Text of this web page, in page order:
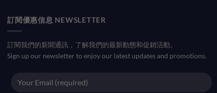
訂閱優惠信息 NEWSLETTER
訂閱我們的新聞通訊，了解我們的最新動態和促銷活動。
Sign up our newsletter to enjoy our latest updates and promotions.